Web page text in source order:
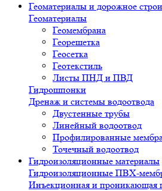
Геоматериалы и дорожное
Геоматериалы
Геомембрана
Георешетка
Геосетка
Геотекстиль
Листы ПНД и ПВД
Гидрошпонки
Дренаж и системы водоотвода
Двустенные трубы
Линейный водоотвод
Профилированные
Точечный водоотвод
Гидроизоляционные материалы
Гидроизоляционные ПВХ-
Инъекционная и проникающая